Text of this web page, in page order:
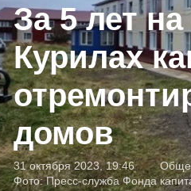
За 5 лет
Курилах
домов
31 октября 2023, 19:46
Фото:Пресс-служба Фонда